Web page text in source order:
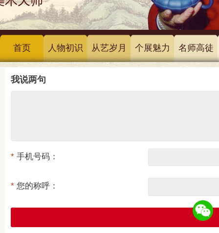
首页 人物初识 从艺岁月 个展魅力 名师高徒
我说两句
*手机号码：
*您的称呼：